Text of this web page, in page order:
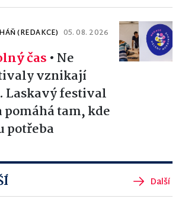
(REDAKCE) 05. 08. 2026
čas • Ne
vznikají
Laskavý festival
tam, kde
potřeba
Další